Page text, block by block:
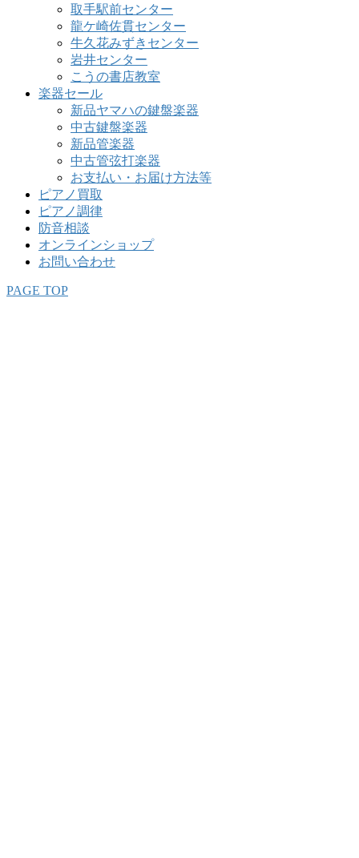
取手駅前センター
龍ケ崎佐貫センター
牛久花みずきセンター
岩井センター
こうの書店教室
楽器セール
新品ヤマハの鍵盤楽器
中古鍵盤楽器
新品管楽器
中古管弦打楽器
お支払い・お届け方法等
ピアノ買取
ピアノ調律
防音相談
オンラインショップ
お問い合わせ
PAGE TOP